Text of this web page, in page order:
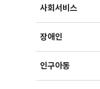
사회서비스
펼치기
장애인
펼치기
인구아동
펼치기